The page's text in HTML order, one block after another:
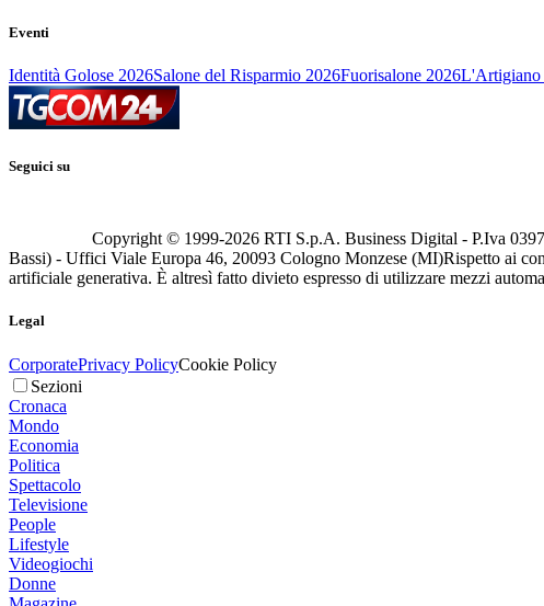
Eventi
Identità Golose 2026Salone del Risparmio 2026Fuorisalone 2026L'Artigiano
Seguici su
Copyright © 1999-2026 RTI S.p.A. Business Digital - P.Iva
Bassi) - Uffici Viale Europa 46, 20093 Cologno Monzese (MI)Rispetto ai
artificiale generativa. È altresì fatto divieto espresso di utilizzare mezzi
Legal
CorporatePrivacy PolicyCookie Policy
Sezioni
Cronaca
Mondo
Economia
Politica
Spettacolo
Televisione
People
Lifestyle
Videogiochi
Donne